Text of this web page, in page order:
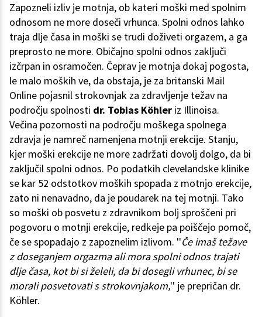
Zapozneli izliv je motnja, ob kateri moški med spolnim
odnosom ne more doseči vrhunca. Spolni odnos lahko
traja dlje časa in moški se trudi doživeti orgazem, a ga
preprosto ne more. Običajno spolni odnos zaključi
izčrpan in osramočen. Čeprav je motnja dokaj pogosta,
le malo moških ve, da obstaja, je za britanski Mail
Online pojasnil strokovnjak za zdravljenje težav na
področju spolnosti dr. Tobias Köhler iz Illinoisa.
Večina pozornosti na področju moškega spolnega
zdravja je namreč namenjena motnji erekcije. Stanju,
kjer moški erekcije ne more zadržati dovolj dolgo, da bi
zaključil spolni odnos. Po podatkih clevelandske klinike
se kar 52 odstotkov moških spopada z motnjo erekcije,
zato ni nenavadno, da je poudarek na tej motnji. Tako
so moški ob posvetu z zdravnikom bolj sproščeni pri
pogovoru o motnji erekcije, redkeje pa poiščejo pomoč,
če se spopadajo z zapoznelim izlivom. ''Če imaš težave
z doseganjem orgazma ali mora spolni odnos trajati
dlje časa, kot bi si želeli, da bi dosegli vrhunec, bi se
morali posvetovati s strokovnjakom,'' je prepričan dr.
Köhler.